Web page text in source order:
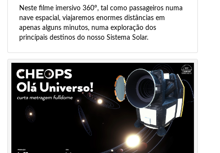
Neste filme imersivo 360°, tal como passageiros numa
nave espacial, viajaremos enormes distâncias em
apenas alguns minutos, numa exploração dos
princípais destinos do nosso Sistema Solar.